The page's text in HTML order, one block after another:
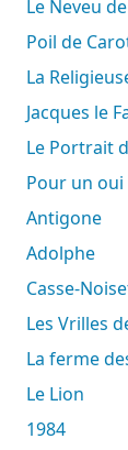
Le Neveu
Poil de
La
Jacques le
Le Portrait
Pour un
Antigone
Adolphe
Casse-
Les Vrilles
La ferme
Le Lion
1984